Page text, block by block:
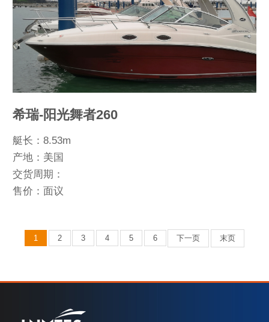
希瑞-阳光舞者260
艇长：8.53m
产地：美国
交货周期：
售价：面议
1 2 3 4 5 6 下一页 末页